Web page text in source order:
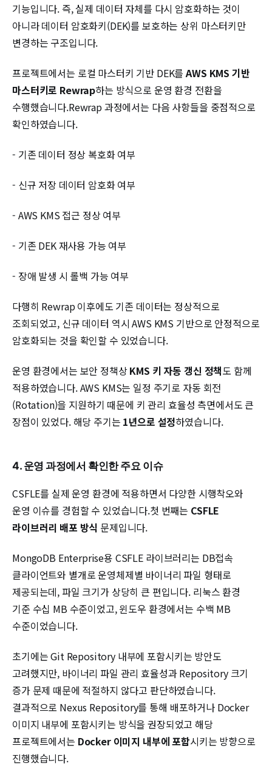
기능입니다. 즉, 실제 데이터 자체를 다시 암호화하는 것이
아니라 데이터 암호화키(DEK)를 보호하는 상위 마스터키만
변경하는 구조입니다.
프로젝트에서는 로컬 마스터키 기반 DEK를AWS KMS 기반
마스터키로 Rewrap하는 방식으로 운영 환경 전환을
수행했습니다.Rewrap 과정에서는 다음 사항들을 중점적으로
확인하였습니다.
- 기존 데이터 정상 복호화 여부
- 신규 저장 데이터 암호화 여부
- AWS KMS 접근 정상 여부
- 기존 DEK 재사용 가능 여부
- 장애 발생 시 롤백 가능 여부
다행히 Rewrap 이후에도 기존 데이터는 정상적으로
조회되었고, 신규 데이터 역시 AWS KMS 기반으로 안정적으로
암호화되는 것을 확인할 수 있었습니다.
운영 환경에서는 보안 정책상KMS 키 자동 갱신 정책도 함께
적용하였습니다. AWS KMS는 일정 주기로 자동 회전
(Rotation)을 지원하기 때문에 키 관리 효율성 측면에서도 큰
장점이 있었다. 해당 주기는 1년으로 설정하였습니다.
4. 운영 과정에서 확인한 주요 이슈
CSFLE를 실제 운영 환경에 적용하면서 다양한 시행착오와
운영 이슈를 경험할 수 있었습니다.첫 번째는 CSFLE
라이브러리 배포 방식 문제입니다.
MongoDB Enterprise용 CSFLE 라이브러리는 DB접속
클라이언트와 별개로 운영체제별 바이너리 파일 형태로
제공되는데, 파일 크기가 상당히 큰 편입니다. 리눅스 환경
기준 수십 MB 수준이었고, 윈도우 환경에서는 수백 MB
수준이었습니다.
초기에는 Git Repository 내부에 포함시키는 방안도
고려했지만, 바이너리 파일 관리 효율성과 Repository 크기
증가 문제 때문에 적절하지 않다고 판단하였습니다.
결과적으로 Nexus Repository를 통해 배포하거나 Docker
이미지 내부에 포함시키는 방식을 권장되었고 해당
프로젝트에서는 Docker 이미지 내부에 포함시키는 방향으로
진행했습니다.